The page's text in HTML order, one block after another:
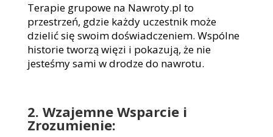
Terapie grupowe na Nawroty.pl to
przestrzeń, gdzie każdy uczestnik może
dzielić się swoim doświadczeniem. Wspólne
historie tworzą więzi i pokazują, że nie
jesteśmy sami w drodze do nawrotu.
2. Wzajemne Wsparcie i
Zrozumienie: